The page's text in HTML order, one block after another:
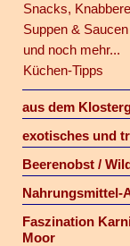
Snacks,
Suppen &
und noch mehr...
Küchen-Tipps
aus dem
exotisches und
Beerenobst /
Nahrungsmittel-
Faszination
Moor